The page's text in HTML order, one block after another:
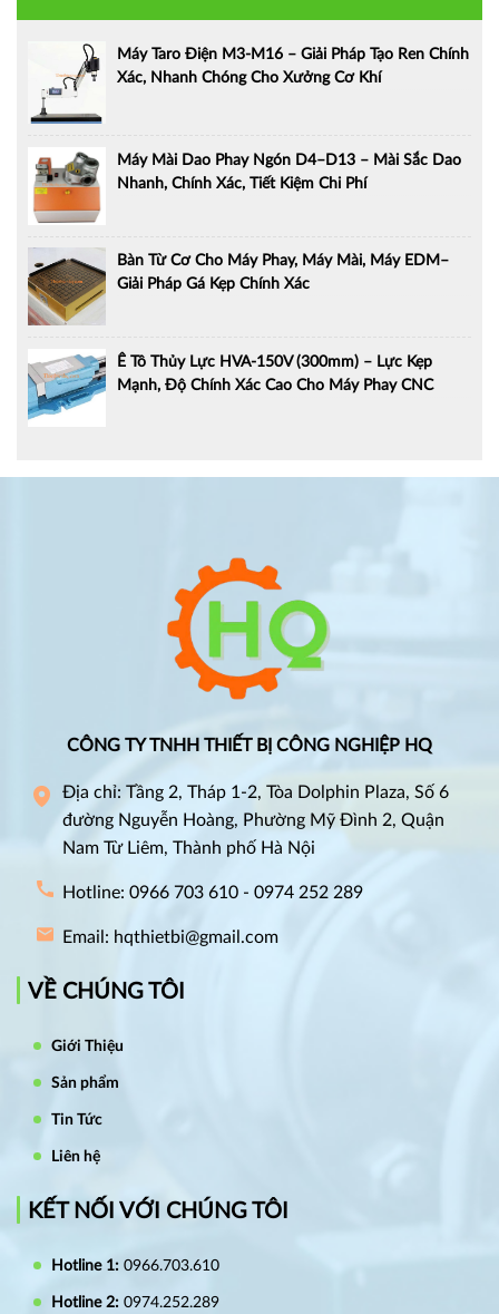
Máy Taro Điện M3-M16 – Giải Pháp Tạo Ren Chính
Xác, Nhanh Chóng Cho Xưởng Cơ Khí
Máy Mài Dao Phay Ngón D4–D13 – Mài Sắc Dao
Nhanh, Chính Xác, Tiết Kiệm Chi Phí
Bàn Từ Cơ Cho Máy Phay, Máy Mài, Máy EDM–
Giải Pháp Gá Kẹp Chính Xác
Ê Tô Thủy Lực HVA-150V (300mm) – Lực Kẹp
Mạnh, Độ Chính Xác Cao Cho Máy Phay CNC
CÔNG TY TNHH THIẾT BỊ CÔNG NGHIỆP HQ
Địa chỉ: Tầng 2, Tháp 1-2, Tòa Dolphin Plaza, Số 6
đường Nguyễn Hoàng, Phường Mỹ Đình 2, Quận
Nam Từ Liêm, Thành phố Hà Nội
Hotline: 0966 703 610 - 0974 252 289
Email: hqthietbi@gmail.com
VỀ CHÚNG TÔI
Giới Thiệu
Sản phẩm
Tin Tức
Liên hệ
KẾT NỐI VỚI CHÚNG TÔI
Hotline 1: 0966.703.610
Hotline 2: 0974.252.289